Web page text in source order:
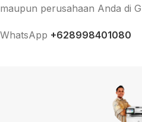
maupun perusahaan Anda di
WhatsApp +628998401080